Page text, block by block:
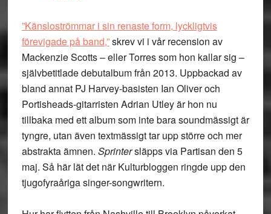
”Känsloströmmar i sin renaste form, lyckligtvis
förevigade på band,”skrev vi i vår recension av
Mackenzie Scotts – eller Torres som hon kallar sig –
självbetitlade debutalbum från 2013. Uppbackad av
bland annat PJ Harvey-basisten Ian Oliver och
Portisheads-gitarristen Adrian Utley är hon nu
tillbaka med ett album som inte bara soundmässigt är
tyngre, utan även textmässigt tar upp större och mer
abstrakta ämnen. Sprintersläpps via Partisan den 5
maj. Så här lät det när Kulturbloggen ringde upp den
tjugofyraåriga singer-songwritern.